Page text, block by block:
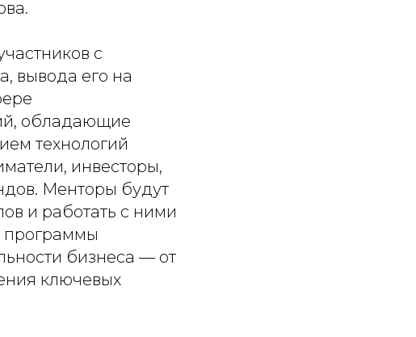
с
вывода его на
обладающие
технологий
инвесторы,
Менторы будут
и работать с ними
программы
бизнеса — от
ключевых